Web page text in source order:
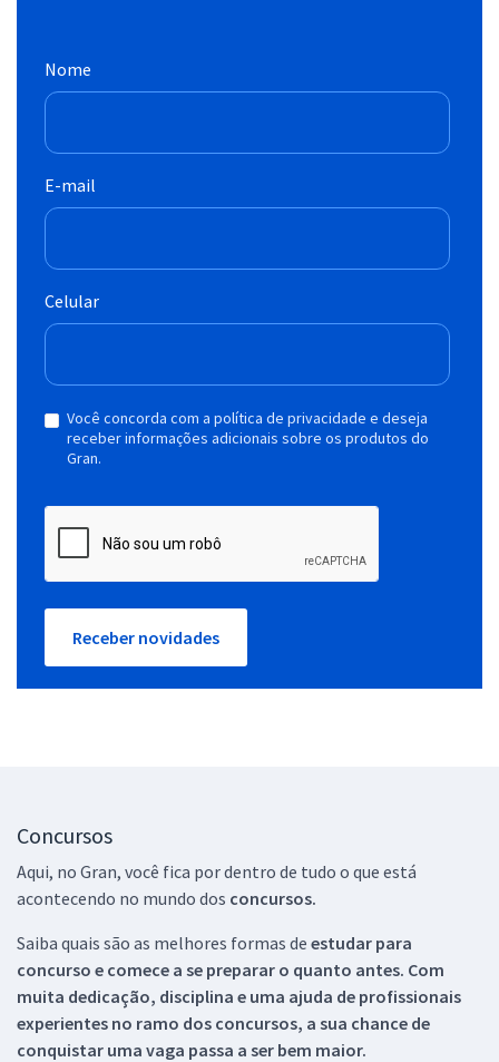
Nome
E-mail
Celular
Você concorda com a política de privacidade e deseja
receber informações adicionais sobre os produtos do
Gran.
Receber novidades
Concursos
Aqui, no Gran, você fica por dentro de tudo o que está
acontecendo no mundo dos concursos.
Saiba quais são as melhores formas de estudar para
concurso e comece a se preparar o quanto antes. Com
muita dedicação, disciplina e uma ajuda de profissionais
experientes no ramo dos concursos, a sua chance de
conquistar uma vaga passa a ser bem maior.